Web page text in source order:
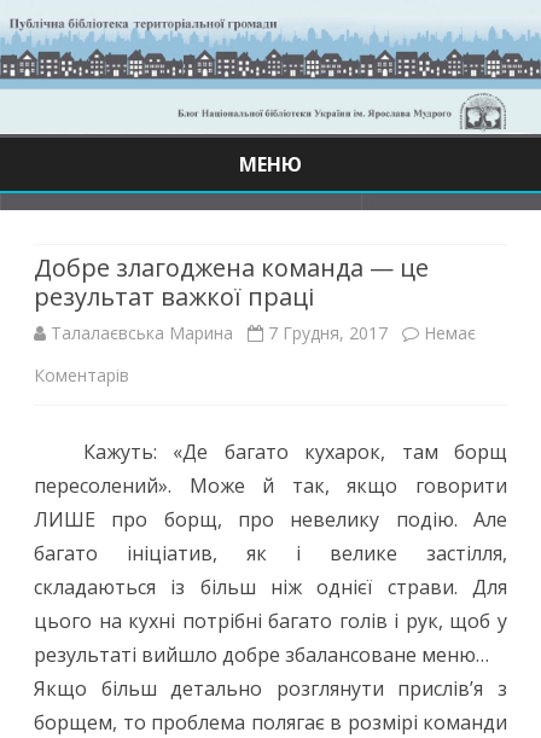
МЕНЮ
Добре злагоджена команда — це
результат важкої праці
Талалаєвська Марина 7 Грудня, 2017
Немає
Коментарів
злагоджена
—
це
результат
Кажуть: «Де багато кухарок, там борщ
пересолений». Може й так, якщо говорити
ЛИШЕ про борщ, про невелику подію. Але
багато ініціатив, як і велике застілля,
складаються із більш ніж однієї страви. Для
цього на кухні потрібні багато голів і рук, щоб у
результаті вийшло добре збалансоване меню…
Якщо більш детально розглянути прислів’я з
борщем, то проблема полягає в розмірі команди